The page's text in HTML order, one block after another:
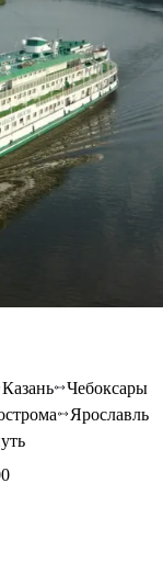
Казань
Чебоксары
Ярославль